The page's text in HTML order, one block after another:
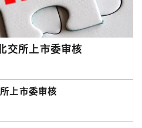
交所上市委审核
上市委审核